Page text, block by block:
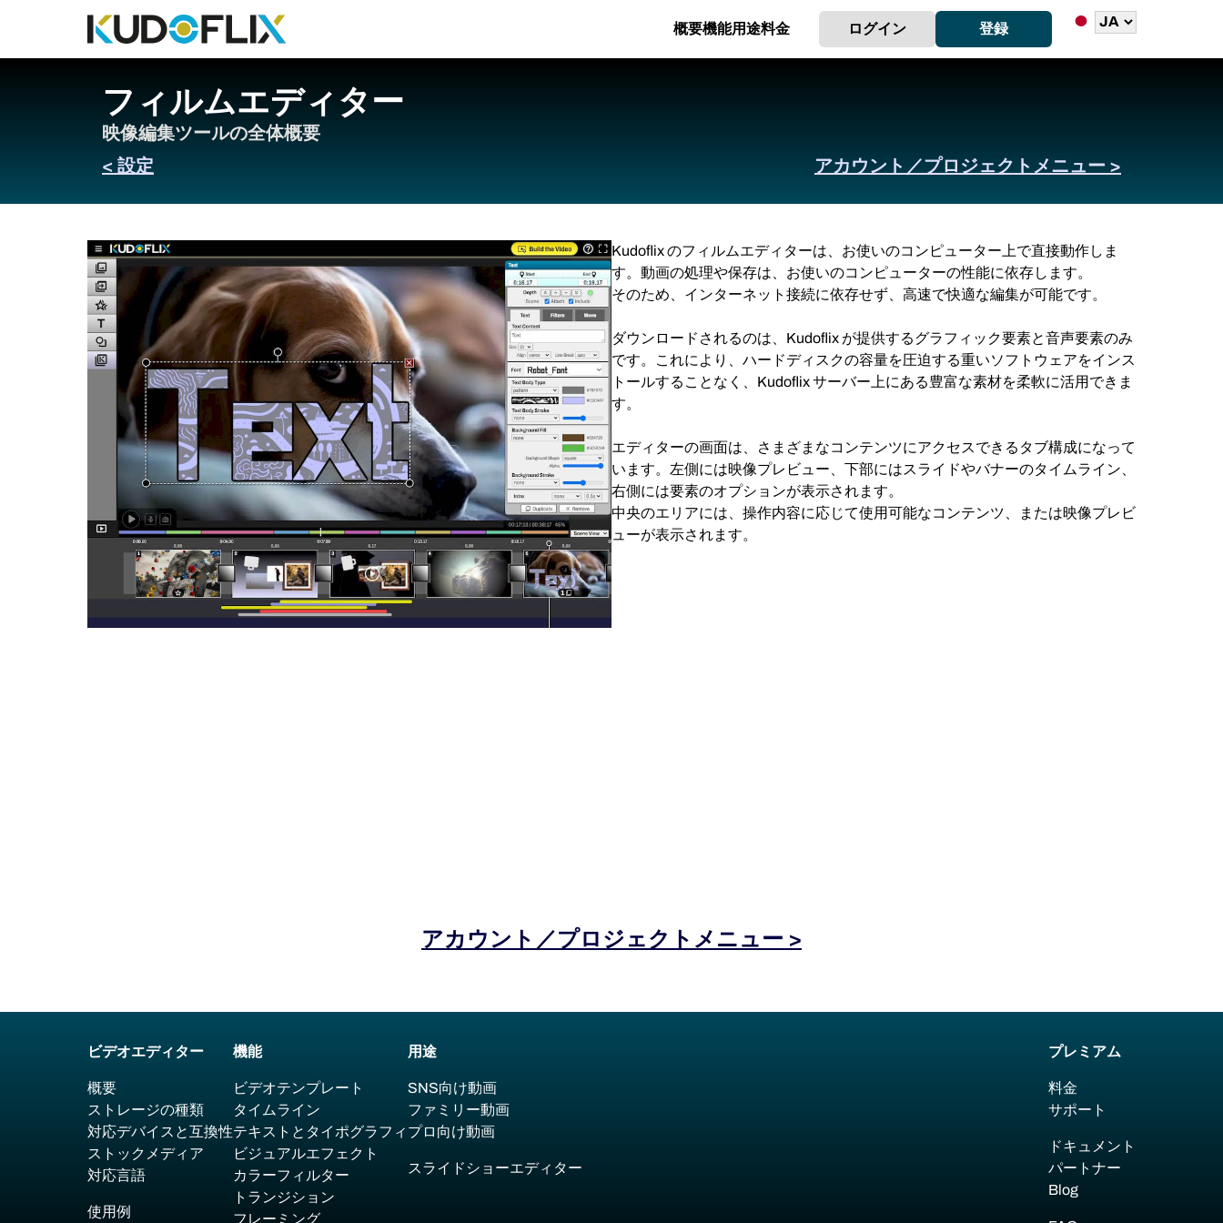
概要機能用途料金 ログイン 登録
フィルムエディター
映像編集ツールの全体概要
< 設定
アカウント／プロジェクトメニュー >
Kudoflix のフィルムエディターは、お使いのコンピューター上で直接動作しま
す。動画の処理や保存は、お使いのコンピューターの性能に依存します。
そのため、インターネット接続に依存せず、高速で快適な編集が可能です。
ダウンロードされるのは、Kudoflix が提供するグラフィック要素と音声要素のみ
です。これにより、ハードディスクの容量を圧迫する重いソフトウェアをインス
トールすることなく、Kudoflix サーバー上にある豊富な素材を柔軟に活用できま
す。
エディターの画面は、さまざまなコンテンツにアクセスできるタブ構成になって
います。左側には映像プレビュー、下部にはスライドやバナーのタイムライン、
右側には要素のオプションが表示されます。
中央のエリアには、操作内容に応じて使用可能なコンテンツ、または映像プレビ
ューが表示されます。
アカウント／プロジェクトメニュー >
ビデオエディター
概要
ストレージの種類
対応デバイスと互換性
ストックメディア
対応言語
使用例
機能
ビデオテンプレート
タイムライン
テキストとタイポグラフィ
ビジュアルエフェクト
カラーフィルター
トランジション
フレーミング
用途
SNS向け動画
ファミリー動画
プロ向け動画
スライドショーエディター
プレミアム
料金
サポート
ドキュメント
パートナー
Blog